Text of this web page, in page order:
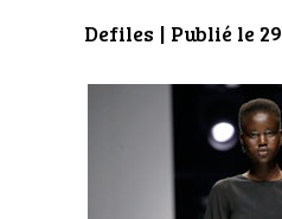
HIGH
Defiles | Publié le